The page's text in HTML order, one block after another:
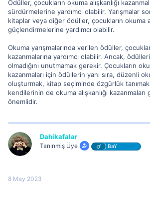
Ödüller, çocukların okuma alışkanlığı
sürdürmelerine yardımcı olabilir. Yarışmalar
kitaplar veya diğer ödüller, çocukların okuma
güçlendirmelerine yardımcı olabilir.
Okuma yarışmalarında verilen ödüller,
kazanmalarına yardımcı olabilir. Ancak,
olmadığını unutmamak gerekir. Çocukların
kazanmaları için ödüllerin yanı sıra, düzenli
oluşturmak, kitap seçiminde özgürlük
kendilerinin de okuma alışkanlığı
önemlidir.
Dahikafalar
Tanınmış Üye BaY
8 May 2023